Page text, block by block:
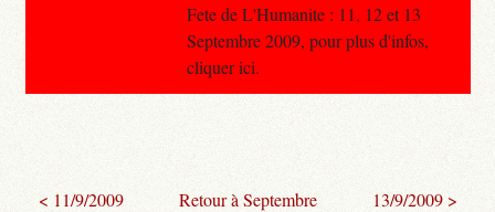
Fete de L'Humanite : 11, 12 et 13
Septembre 2009, pour plus d'infos,
cliquer ici.
< 11/9/2009
Retour à Septembre
13/9/2009 >